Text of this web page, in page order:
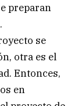
preparan
se
otra es el
Entonces,
en